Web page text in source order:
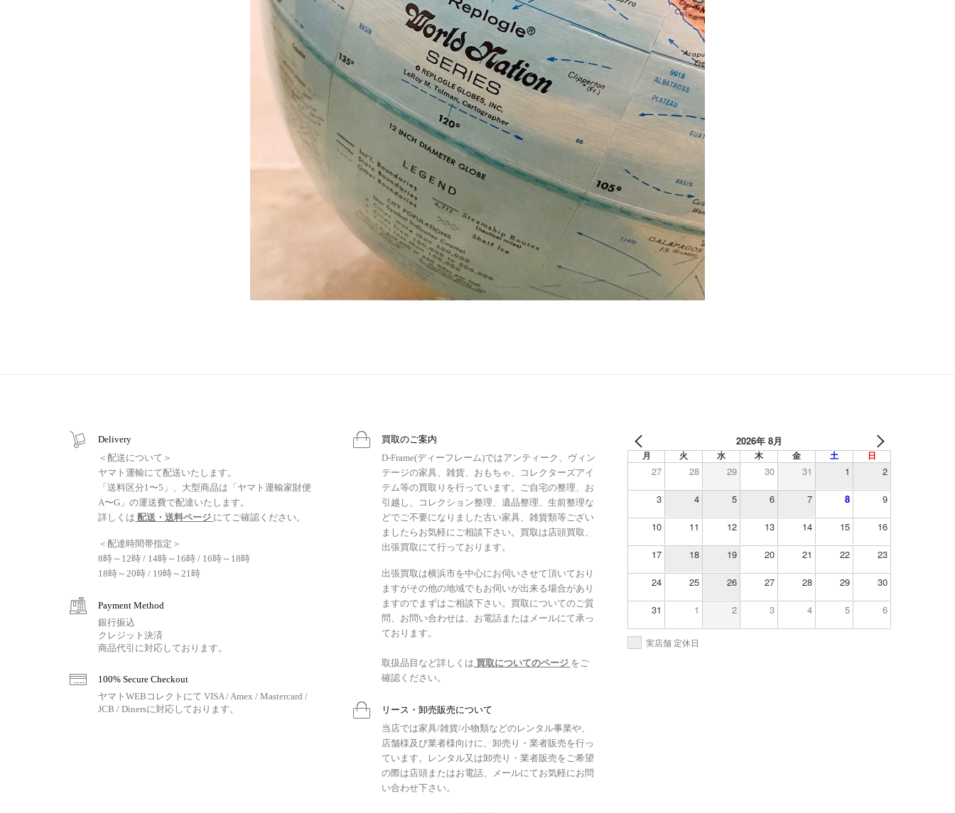
Delivery
＜配送について＞
ヤマト運輸にて配送いたします。
「送料区分1〜5」、大型商品は「ヤマト運輸家財便
A〜G」の運送費で配達いたします。
詳しくは 配送・送料ページ にてご確認ください。
＜配達時間帯指定＞
8時～12時 / 14時～16時 / 16時～18時
18時～20時 / 19時～21時
Payment Method
銀行振込
クレジット決済
商品代引に対応しております。
100% Secure Checkout
ヤマトWEBコレクトにて VISA / Amex / Mastercard /
JCB / Dinersに対応しております。
買取のご案内
D-Frame(ディーフレーム)ではアンティーク、ヴィン
テージの家具、雑貨、おもちゃ、コレクターズアイ
テム等の買取りを行っています。ご自宅の整理、お
引越し、コレクション整理、遺品整理、生前整理な
どでご不要になりました古い家具、雑貨類等ござい
ましたらお気軽にご相談下さい。買取は店頭買取、
出張買取にて行っております。
出張買取は横浜市を中心にお伺いさせて頂いており
ますがその他の地域でもお伺いが出来る場合があり
ますのでまずはご相談下さい。買取についてのご質
問、お問い合わせは、お電話またはメールにて承っ
ております。
取扱品目など詳しくは 買取についてのページ をご
確認ください。
リース・卸売販売について
当店では家具/雑貨/小物類などのレンタル事業や、
店舗様及び業者様向けに、卸売り・業者販売を行っ
ています。レンタル又は卸売り・業者販売をご希望
の際は店頭またはお電話、メールにてお気軽にお問
い合わせ下さい。
2026年 8月
月 火 水 木 金 土 日
27 28 29 30 31 1 2
3 4 5 6 7 8 9
10 11 12 13 14 15 16
17 18 19 20 21 22 23
24 25 26 27 28 29 30
31 1 2 3 4 5 6
実店舗 定休日